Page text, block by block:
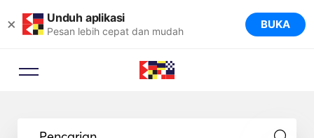
× Unduh aplikasi
Pesan lebih cepat dan mudah BUKA